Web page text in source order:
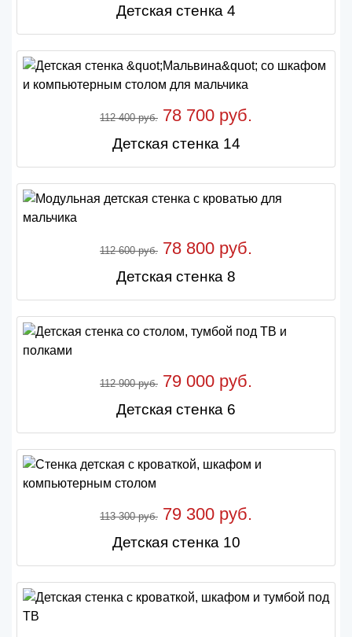
Детская стенка 4
112 400 руб. 78 700 руб.
Детская стенка 14
112 600 руб. 78 800 руб.
Детская стенка 8
112 900 руб. 79 000 руб.
Детская стенка 6
113 300 руб. 79 300 руб.
Детская стенка 10